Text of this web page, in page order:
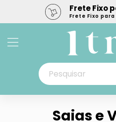
Frete Fixo
Frete Fixo
Saias e